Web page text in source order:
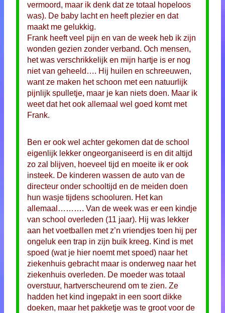
vermoord, maar ik denk dat ze totaal hopeloos
was). De baby lacht en heeft plezier en dat
maakt me gelukkig.
Frank heeft veel pijn en van de week heb ik zijn
wonden gezien zonder verband. Och mensen,
het was verschrikkelijk en mijn hartje is er nog
niet van geheeld…. Hij huilen en schreeuwen,
want ze maken het schoon met een natuurlijk
pijnlijk spulletje, maar je kan niets doen. Maar ik
weet dat het ook allemaal wel goed komt met
Frank.
Ben er ook wel achter gekomen dat de school
eigenlijk lekker ongeorganiseerd is en dit altijd
zo zal blijven, hoeveel tijd en moeite ik er ook
insteek. De kinderen wassen de auto van de
directeur onder schooltijd en de meiden doen
hun wasje tijdens schooluren. Het kan
allemaal………. Van de week was er een kindje
van school overleden (11 jaar). Hij was lekker
aan het voetballen met z’n vriendjes toen hij per
ongeluk een trap in zijn buik kreeg. Kind is met
spoed (wat je hier noemt met spoed) naar het
ziekenhuis gebracht maar is onderweg naar het
ziekenhuis overleden. De moeder was totaal
overstuur, hartverscheurend om te zien. Ze
hadden het kind ingepakt in een soort dikke
doeken, maar het pakketje was te groot voor de